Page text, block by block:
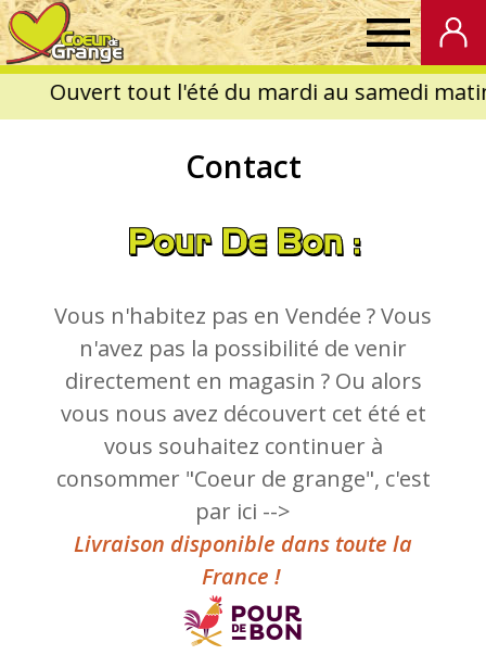
Coeur
de
GrangeContact
Pour De Bon :
Vous n'habitez pas en Vendée ? Vous
n'avez pas la possibilité de venir
directement en magasin ? Ou alors
vous nous avez découvert cet été et
vous souhaitez continuer à
consommer "Coeur de grange", c'est
par ici -->
Livraison disponible dans toute la
France !